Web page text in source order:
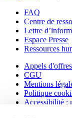
FAQ
Centre de
Lettre
Espace Presse
Ressources
Appels d'offres
CGU
Mentions
Politique
Accessibilité :